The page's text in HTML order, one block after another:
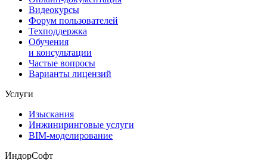
Видеокурсы
Форум пользователей
Техподдержка
Обучения
и консультации
Частые вопросы
Варианты лицензий
Услуги
Изыскания
Инжиниринговые услуги
BIM-моделирование
ИндорСофт